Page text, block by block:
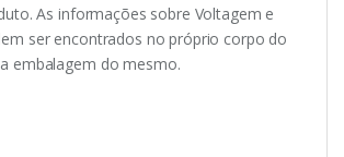
As informações sobre Voltagem e
ser encontrados no próprio corpo do
embalagem do mesmo.